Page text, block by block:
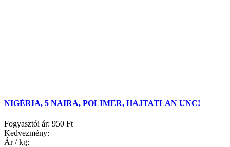
NIGÉRIA, 5 NAIRA, POLIMER, HAJTATLAN UNC!
Fogyasztói ár: 950 Ft
Kedvezmény:
Ár / kg: